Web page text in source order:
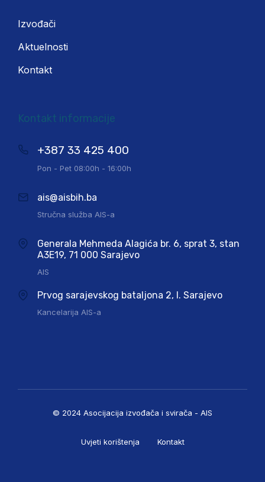
Izvođači
Aktuelnosti
Kontakt
Kontakt informacije
+387 33 425 400
Pon - Pet 08:00h - 16:00h
ais@aisbih.ba
Stručna služba AIS-a
Generala Mehmeda Alagića br. 6, sprat 3, stan
A3E19, 71 000 Sarajevo
AIS
Prvog sarajevskog bataljona 2, I. Sarajevo
Kancelarija AIS-a
© 2024 Asocijacija izvođača i svirača - AIS
Uvjeti korištenja Kontakt